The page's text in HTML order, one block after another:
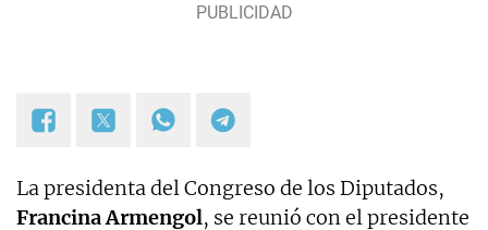
La presidenta del Congreso de los Diputados,
Francina Armengol, se reunió con el presidente